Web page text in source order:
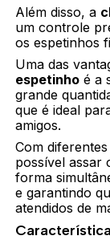
Além disso, a
um controle
os espetinhos
Uma das
espetinho é a
grande
que é ideal
amigos.
Com
possível assar
forma
e garantindo
atendidos de